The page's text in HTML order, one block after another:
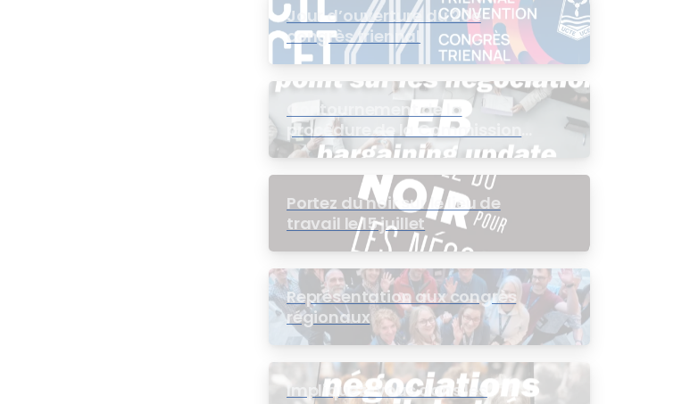
Jour d’ouverture du 20e
congrès triennal
Contournement de la
procédure de la Commission
de l’intérêt public (CIP) pour le
groupe EB
Portez du noir sur le lieu de
travail le 15 juillet
Représentation aux congrès
régionaux
Impliquez-vous dans les